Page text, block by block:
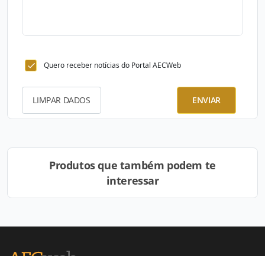
Quero receber notícias do Portal AECWeb
LIMPAR DADOS ENVIAR
Produtos que também podem te
interessar